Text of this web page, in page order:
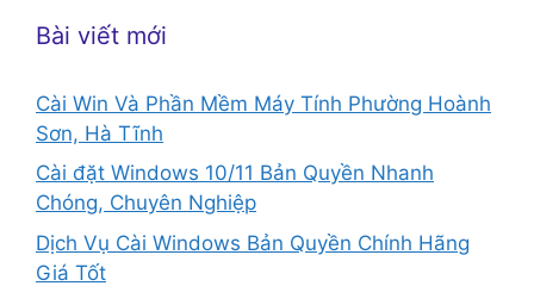
Bài viết mới
Cài Win Và Phần Mềm Máy Tính Phường Hoành
Sơn, Hà Tĩnh
Cài đặt Windows 10/11 Bản Quyền Nhanh
Chóng, Chuyên Nghiệp
Dịch Vụ Cài Windows Bản Quyền Chính Hãng
Giá Tốt